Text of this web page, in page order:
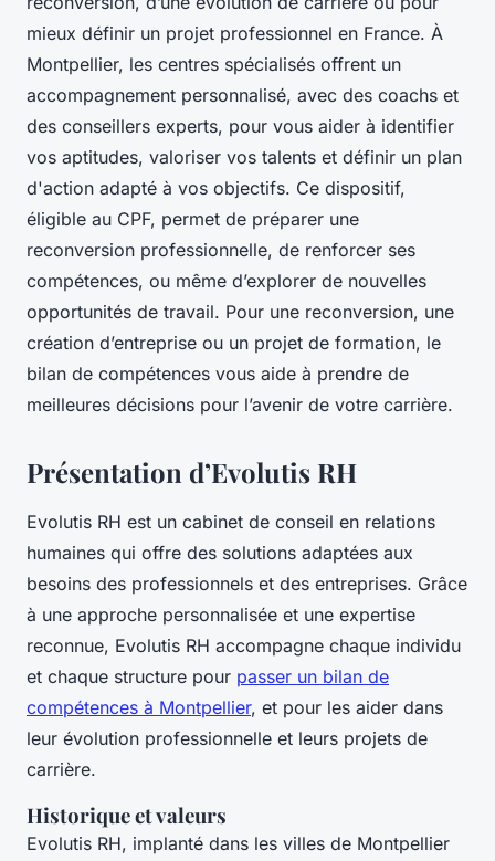
mieux définir un projet professionnel en France. À
Montpellier, les centres spécialisés offrent un
accompagnement personnalisé, avec des coachs et
des conseillers experts, pour vous aider à identifier
vos aptitudes, valoriser vos talents et définir un plan
d'action adapté à vos objectifs. Ce dispositif,
éligible au CPF, permet de préparer une
reconversion professionnelle, de renforcer ses
compétences, ou même d’explorer de nouvelles
opportunités de travail. Pour une reconversion, une
création d’entreprise ou un projet de formation, le
bilan de compétences vous aide à prendre de
meilleures décisions pour l’avenir de votre carrière.
Présentation d’Evolutis RH
Evolutis RH est un cabinet de conseil en relations
humaines qui offre des solutions adaptées aux
besoins des professionnels et des entreprises. Grâce
à une approche personnalisée et une expertise
reconnue, Evolutis RH accompagne chaque individu
et chaque structure pour passer un bilan de
compétences à Montpellier, et pour les aider dans
leur évolution professionnelle et leurs projets de
carrière.
Historique et valeurs
Evolutis RH, implanté dans les villes de Montpellier